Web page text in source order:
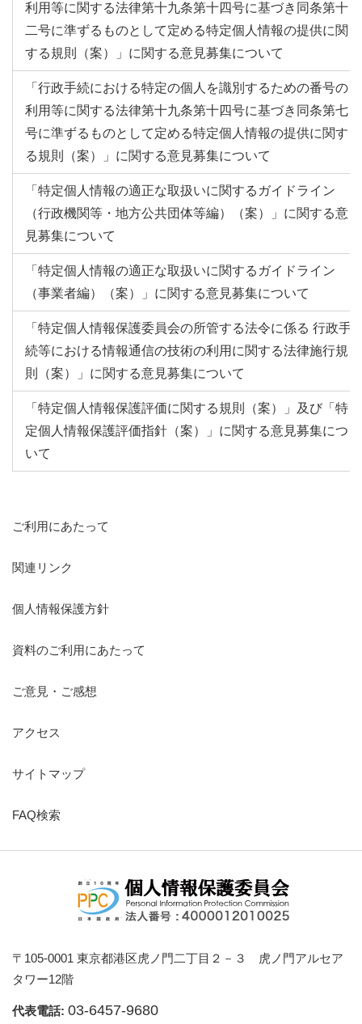
利用等に関する法律第十九条第十四号に基づき同条第十
二号に準ずるものとして定める特定個人情報の提供に関
する規則（案）」に関する意見募集について
「行政手続における特定の個人を識別するための番号の
利用等に関する法律第十九条第十四号に基づき同条第七
号に準ずるものとして定める特定個人情報の提供に関す
る規則（案）」に関する意見募集について
「特定個人情報の適正な取扱いに関するガイドライン
（行政機関等・地方公共団体等編）（案）」に関する意
見募集について
「特定個人情報の適正な取扱いに関するガイドライン
（事業者編）（案）」に関する意見募集について
「特定個人情報保護委員会の所管する法令に係る 行政手
続等における情報通信の技術の利用に関する法律施行規
則（案）」に関する意見募集について
「特定個人情報保護評価に関する規則（案）」及び「特
定個人情報保護評価指針（案）」に関する意見募集につ
いて
ご利用にあたって
関連リンク
個人情報保護方針
資料のご利用にあたって
ご意見・ご感想
アクセス
サイトマップ
FAQ検索
〒105-0001 東京都港区虎ノ門二丁目２－３ 虎ノ門アルセア
タワー12階
代表電話: 03-6457-9680